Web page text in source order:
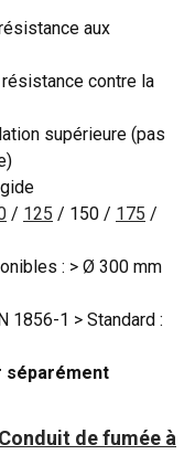
aux
contre la
supérieure (pas
/ 125 / 150 / 175 /
: > Ø 300 mm
1856-1 > Standard :
séparément
de fumée à